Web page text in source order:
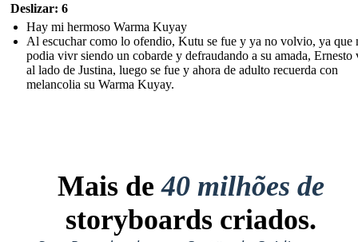
Deslizar: 6
Hay mi hermoso Warma Kuyay
Al escuchar como lo ofendio, Kutu se fue y ya no volvio, ya que
podia vivr siendo un cobarde y defraudando a su amada, Ernesto
al lado de Justina, luego se fue y ahora de adulto recuerda con
melancolia su Warma Kuyay.
Mais de40 milhões de
storyboards criados.